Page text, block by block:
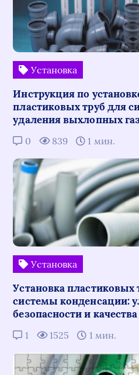
Установка
Инструкция по
пластиковых труб для
удаления выхлопных
0 839 1 мин.
Установка
Установка пластиковых
системы конденсации:
безопасности и
1 1525 1 мин.